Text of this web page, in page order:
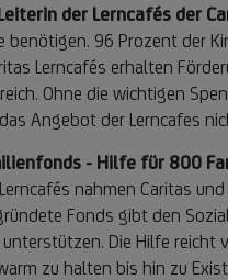
der Lerncafés der
96 Prozent der
Lerncafés erhalten
Ohne die wichtigen
Angebot der Lerncafes
- Hilfe für 800
nahmen Caritas
Fonds gibt den
Die Hilfe
zu halten bis hin zu